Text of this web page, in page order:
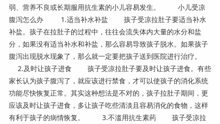
弱、营养不良或长期服用抗生素的小儿容易发生。 小儿受凉
腹泻怎么办 1.适当补水补盐 孩子受凉拉肚子要适当补水
补盐。孩子在拉肚子的过程中，往往会流失体内大量的水分和盐
分，如果没有适当补水和补盐，那么容易导致孩子脱水。如果孩子
腹泻出现脱水现象了，那么就一定要把孩子送到医院进行治疗。
2.及时让孩子进食 孩子受凉拉肚子要及时让孩子进食。有些
家长认为孩子腹泻了，就应该进行禁食，才可以使孩子的消化系统
功能尽快恢复正常。其实这种想法是不对的，孩子拉肚子期间，更
应该及时让孩子进食，多让孩子吃些清淡且容易消化的食物，这样
有利于孩子的病情恢复。 3.不滥用抗生素药 孩子受凉拉